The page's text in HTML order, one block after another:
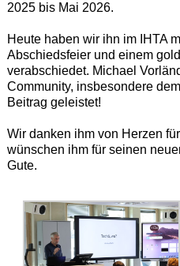
2025 bis Mai 2026.
Heute haben wir ihn im IHTA
Abschiedsfeier und einem
verabschiedet. Michael
Community, insbesondere
Beitrag geleistet!
Wir danken ihm von Herzen
wünschen ihm für seinen
Gute.